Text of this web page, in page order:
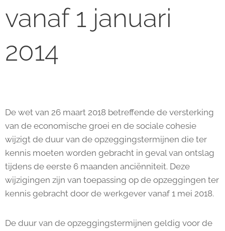
vanaf 1 januari
2014
De wet van 26 maart 2018 betreffende de versterking
van de economische groei en de sociale cohesie
wijzigt de duur van de opzeggingstermijnen die ter
kennis moeten worden gebracht in geval van ontslag
tijdens de eerste 6 maanden anciënniteit. Deze
wijzigingen zijn van toepassing op de opzeggingen ter
kennis gebracht door de werkgever vanaf 1 mei 2018.
De duur van de opzeggingstermijnen geldig voor de